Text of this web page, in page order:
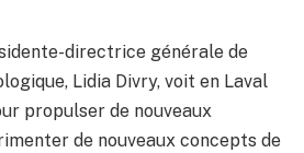
directrice générale de
Lidia Divry, voit en Laval
propulser de nouveaux
de nouveaux concepts de